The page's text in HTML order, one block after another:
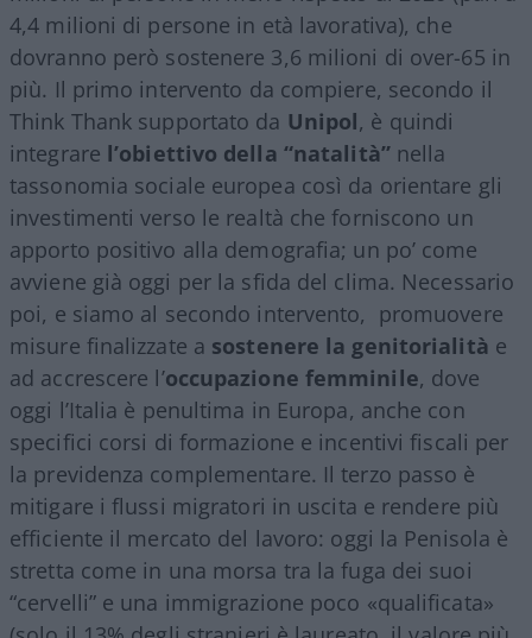
4,4 milioni di persone in età lavorativa), che
dovranno però sostenere 3,6 milioni di over-65 in
più. Il primo intervento da compiere, secondo il
Think Thank supportato da Unipol, è quindi
integrare l’obiettivo della “natalità”nella
tassonomia sociale europea così da orientare gli
investimenti verso le realtà che forniscono un
apporto positivo alla demografia; un po’ come
avviene già oggi per la sfida del clima. Necessario
poi, e siamo al secondo intervento, promuovere
misure finalizzate a sostenere la genitorialità e
ad accrescere l’occupazione femminile, dove
oggi l’Italia è penultima in Europa, anche con
specifici corsi di formazione e incentivi fiscali per
la previdenza complementare. Il terzo passo è
mitigare i flussi migratori in uscita e rendere più
efficiente il mercato del lavoro: oggi la Penisola è
stretta come in una morsa tra la fuga dei suoi
“cervelli” e una immigrazione poco «qualificata»